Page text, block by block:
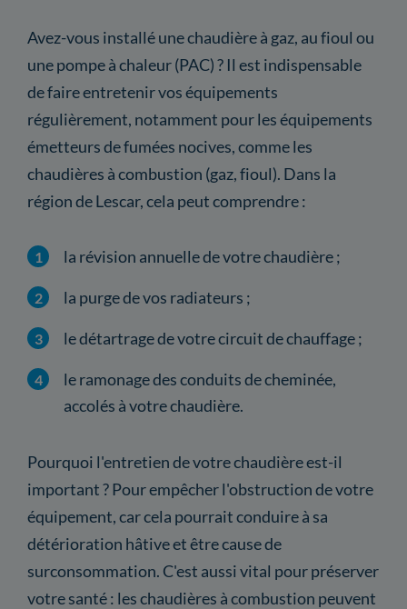
Avez-vous installé une chaudière à gaz, au fioul ou
une pompe à chaleur (PAC) ? Il est indispensable
de faire entretenir vos équipements
régulièrement, notamment pour les équipements
émetteurs de fumées nocives, comme les
chaudières à combustion (gaz, fioul). Dans la
région de Lescar, cela peut comprendre :
la révision annuelle de votre chaudière ;
la purge de vos radiateurs ;
le détartrage de votre circuit de chauffage ;
le ramonage des conduits de cheminée,
accolés à votre chaudière.
Pourquoi l'entretien de votre chaudière est-il
important ? Pour empêcher l'obstruction de votre
équipement, car cela pourrait conduire à sa
détérioration hâtive et être cause de
surconsommation. C'est aussi vital pour préserver
votre santé : les chaudières à combustion peuvent